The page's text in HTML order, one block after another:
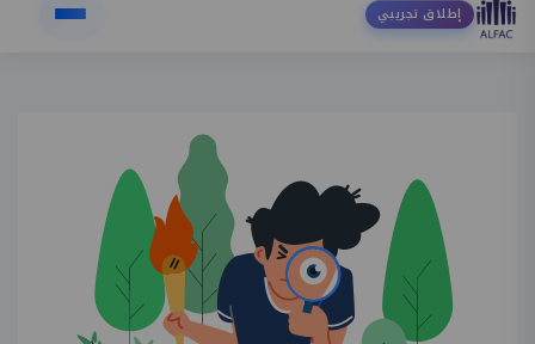
إطلاق تجريبي